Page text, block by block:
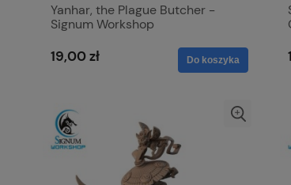
Yanhar, the Plague Butcher -
Signum Workshop
19,00 zł Do koszyka